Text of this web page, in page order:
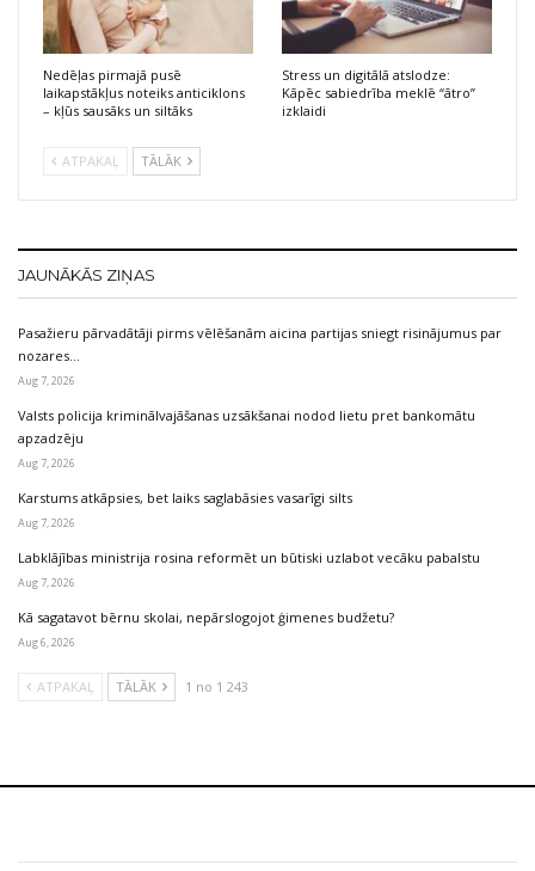
Nedēļas pirmajā pusē
laikapstākļus noteiks anticiklons
– kļūs sausāks un siltāks
Stress un digitālā atslodze:
Kāpēc sabiedrība meklē “ātro”
izklaidi
ATPAKAĻ TĀLĀK
JAUNĀKĀS ZIŅAS
Pasažieru pārvadātāji pirms vēlēšanām aicina partijas sniegt risinājumus par
nozares…
Aug 7, 2026
Valsts policija kriminālvajāšanas uzsākšanai nodod lietu pret bankomātu
apzadzēju
Aug 7, 2026
Karstums atkāpsies, bet laiks saglabāsies vasarīgi silts
Aug 7, 2026
Labklājības ministrija rosina reformēt un būtiski uzlabot vecāku pabalstu
Aug 7, 2026
Kā sagatavot bērnu skolai, nepārslogojot ģimenes budžetu?
Aug 6, 2026
ATPAKAĻ TĀLĀK 1 no 1 243